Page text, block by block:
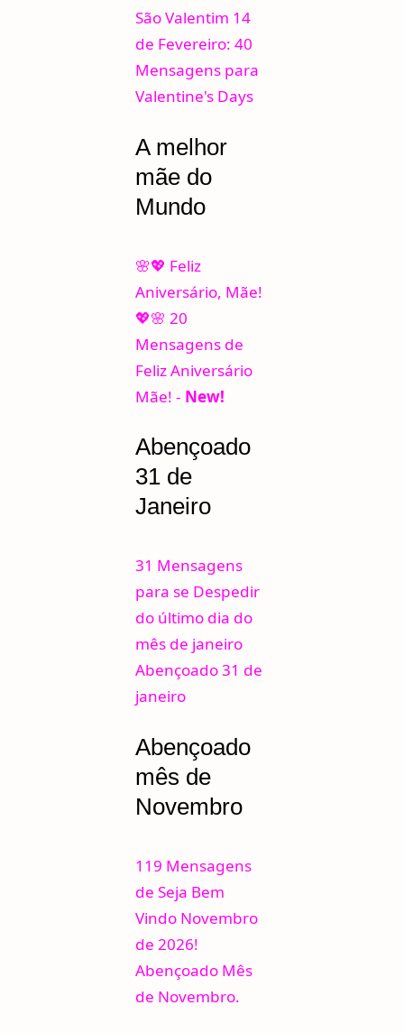
São Valentim 14
de Fevereiro: 40
Mensagens para
Valentine's Days
A melhor
mãe do
Mundo
🌸💖 Feliz
Aniversário, Mãe!
💖🌸 20
Mensagens de
Feliz Aniversário
Mãe! - New!
Abençoado
31 de
Janeiro
31 Mensagens
para se Despedir
do último dia do
mês de janeiro
Abençoado 31 de
janeiro
Abençoado
mês de
Novembro
119 Mensagens
de Seja Bem
Vindo Novembro
de 2026!
Abençoado Mês
de Novembro.